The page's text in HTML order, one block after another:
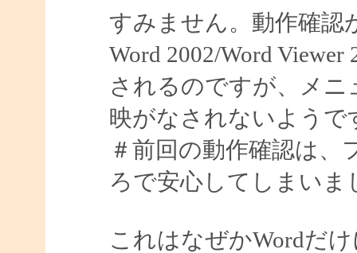
すみません。動作確認
Word 2002/Word
されるのですが、メ
映がなされないようで
＃前回の動作確認は
ろで安心してしまいま
これはなぜかWordだ